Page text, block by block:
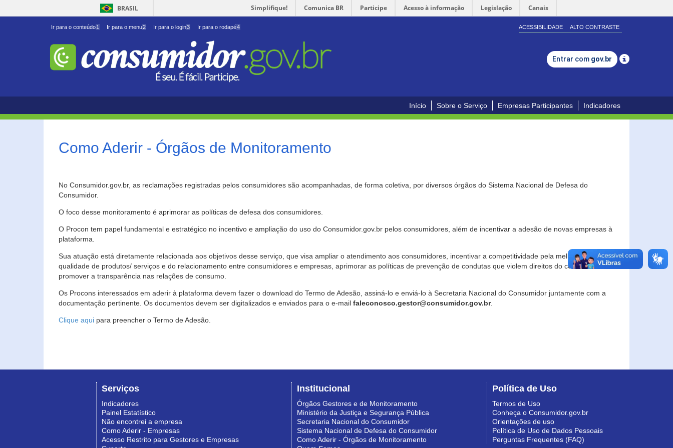
BRASIL Simplifique! Comunica BR Participe Acesso à informação Legislação Canais
Ir para o conteúdo1 Ir para o menu2 Ir para o login3 Ir para o rodapé4 ACESSIBILIDADE ALTO CONTRASTE
Entrar com gov.br
Início Sobre o Serviço Empresas Participantes Indicadores
Como Aderir - Órgãos de Monitoramento
No Consumidor.gov.br, as reclamações registradas pelos consumidores são acompanhadas, de forma coletiva, por diversos órgãos do Sistema Nacional de Defesa do
Consumidor.
O foco desse monitoramento é aprimorar as políticas de defesa dos consumidores.
O Procon tem papel fundamental e estratégico no incentivo e ampliação do uso do Consumidor.gov.br pelos consumidores, além de incentivar a adesão de novas empresas à
plataforma.
Sua atuação está diretamente relacionada aos objetivos desse serviço, que visa ampliar o atendimento aos consumidores, incentivar a competitividade pela melhoria da
qualidade de produtos/ serviços e do relacionamento entre consumidores e empresas, aprimorar as políticas de prevenção de condutas que violem direitos do consumidor e
promover a transparência nas relações de consumo.
Os Procons interessados em aderir à plataforma devem fazer o download do Termo de Adesão, assiná-lo e enviá-lo à Secretaria Nacional do Consumidor juntamente com a
documentação pertinente. Os documentos devem ser digitalizados e enviados para o e-mail faleconosco.gestor@consumidor.gov.br.
Clique aqui para preencher o Termo de Adesão.
Serviços
Indicadores
Painel Estatístico
Não encontrei a empresa
Como Aderir - Empresas
Acesso Restrito para Gestores e Empresas
Institucional
Órgãos Gestores e de Monitoramento
Ministério da Justiça e Segurança Pública
Secretaria Nacional do Consumidor
Sistema Nacional de Defesa do Consumidor
Como Aderir - Órgãos de Monitoramento
Política de Uso
Termos de Uso
Conheça o Consumidor.gov.br
Orientações de uso
Política de Uso de Dados Pessoais
Perguntas Frequentes (FAQ)